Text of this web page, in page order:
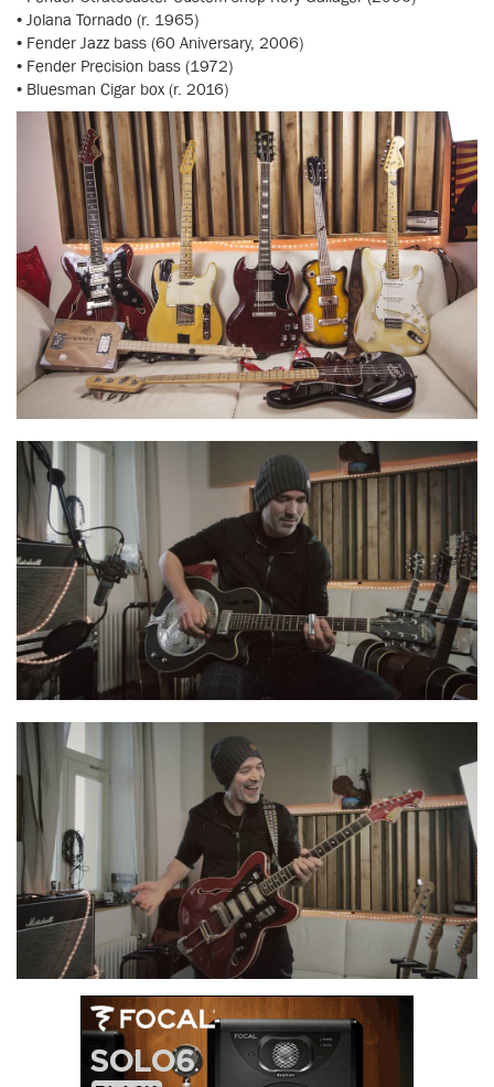
• Jolana Tornado (r. 1965)
• Fender Jazz bass (60 Aniversary, 2006)
• Fender Precision bass (1972)
• Bluesman Cigar box (r. 2016)